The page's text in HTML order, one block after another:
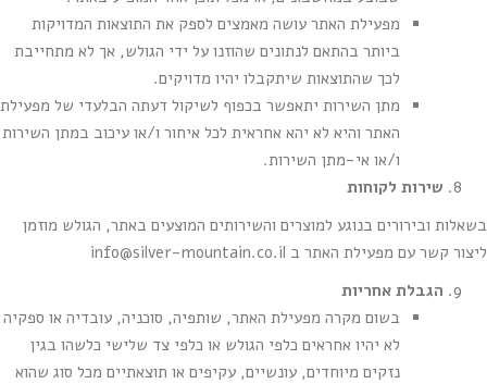
מפעילת האתר עושה מאמצים לספק את התוצאות המדויקות
ביותר בהתאם לנתונים שהוזנו על ידי הגולש, אך לא מתחייבת
לכך שהתוצאות שיתקבלו יהיו מדויקים.
מתן השירות יתאפשר בכפוף לשיקול דעתה הבלעדי של מפעילת
האתר והיא לא יהא אחראית לכל איחור ו/או עיכוב במתן השירות
ו/או אי-מתן השירות.
שירות לקוחות
בשאלות ובירורים בנוגע למוצרים והשירותים המוצעים באתר, הגולש מוזמן
ליצור קשר עם מפעילת האתר ב info@silver-mountain.co.il
הגבלת אחריות
בשום מקרה מפעילת האתר, שותפיה, סוכניה, עובדיה או ספקיה
לא יהיו אחראים כלפי הגולש או כלפי צד שלישי כלשהו בגין
נזקים מיוחדים, עונשיים, עקיפים או תוצאתיים מכל סוג שהוא